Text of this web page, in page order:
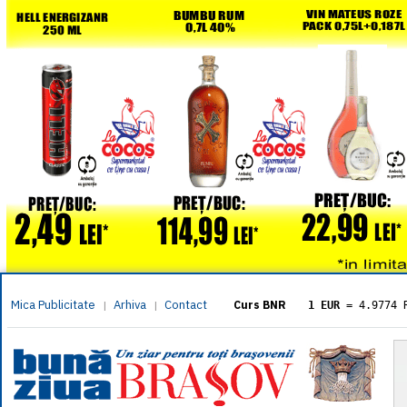
Mica Publicitate | Arhiva | Contact Curs BNR 1 EUR = 4.9774
= 5.8304
1 XAU= 464.4611
1 AED= 1.1933
1 AUD= 2.7957
1 BGN= 2.5449